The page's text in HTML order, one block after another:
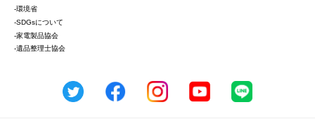
-環境省
-SDGsについて
-家電製品協会
-遺品整理士協会